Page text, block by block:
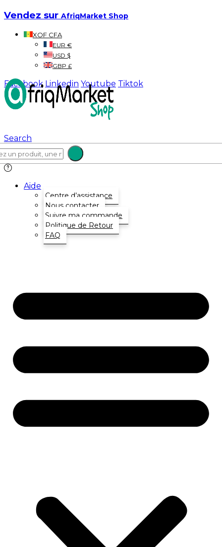
Vendez sur AfriqMarket Shop
XOF CFA
EUR €
USD $
GBP £
Facebook Linkedin Youtube Tiktok
Search
Aide
Centre d’assistance
Nous contacter
Suivre ma commande
Politique de Retour
FAQ